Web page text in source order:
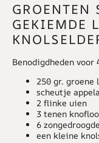
GROENTEN
GEKIEMDE
Benodigdheden voor
250 gr. groene
scheutje
2 flinke uien
3 tenen
6
een kleine